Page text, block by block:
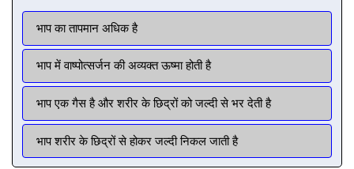
भाप का तापमान अधिक है
भाप में वाष्पोत्सर्जन की अव्यक्त ऊष्मा होती है
भाप एक गैस है और शरीर के छिद्रों को जल्दी से भर देती है
भाप शरीर के छिद्रों से होकर जल्दी निकल जाती है